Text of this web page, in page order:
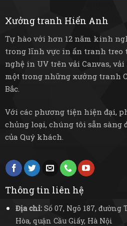
Xưởng tranh Hiển Anh
Tự hào với hơn 12 năm kinh
trong lĩnh vực in ấn tranh treo
nghệ in UV trên vải Canvas,
một trong những xưởng tranh
Bắc.
Với các phương tiện hiện đại,
chủng loại, chúng tôi sẵn sàng
của Quý khách.
Thông tin liên hệ
Địa chỉ:Số 07, Ngõ 187,
Hòa, quận Cầu Giấy, Hà Nội